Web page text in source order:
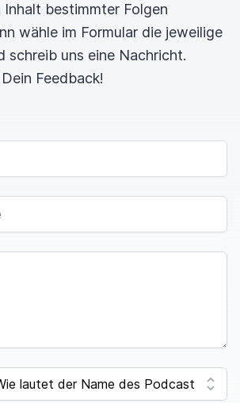
bestimmter Folgen
wähle im Formular die jeweilige
schreib uns eine Nachricht.
Feedback!